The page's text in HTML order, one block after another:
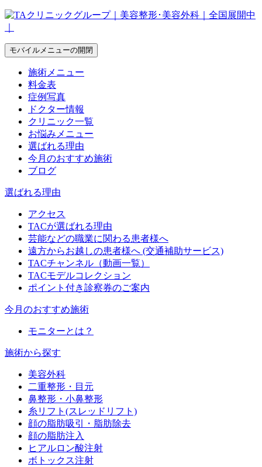
モバイルメニューの開閉
施術メニュー
料金表
症例写真
ドクター情報
クリニック一覧
お悩みメニュー
選ばれる理由
今月のおすすめ施術
ブログ
選ばれる理由
アクセス
TACが選ばれる理由
芸能などの職業に関わる患者様へ
遠方からお越しの患者様へ (交通補助サービス)
TACチャンネル（動画一覧）
TACモデルコレクション
ポイント付き診察券のご案内
今月のおすすめ施術
モニターとは？
施術から探す
美容外科
二重整形・目元
鼻整形・小鼻整形
糸リフト(スレッドリフト)
顔の脂肪吸引・脂肪除去
顔の脂肪注入
ヒアルロン酸注射
ボトックス注射